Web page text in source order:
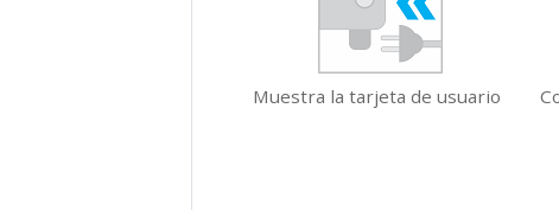
Muestra la tarjeta de usuario